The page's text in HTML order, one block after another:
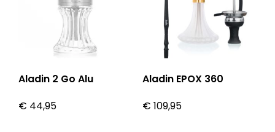
Aladin 2 Go Alu
€ 44,95
Aladin EPOX 360
€ 109,95